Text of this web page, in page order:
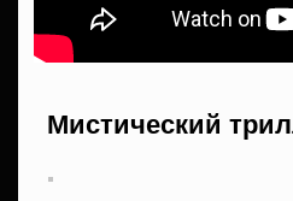
Мистический